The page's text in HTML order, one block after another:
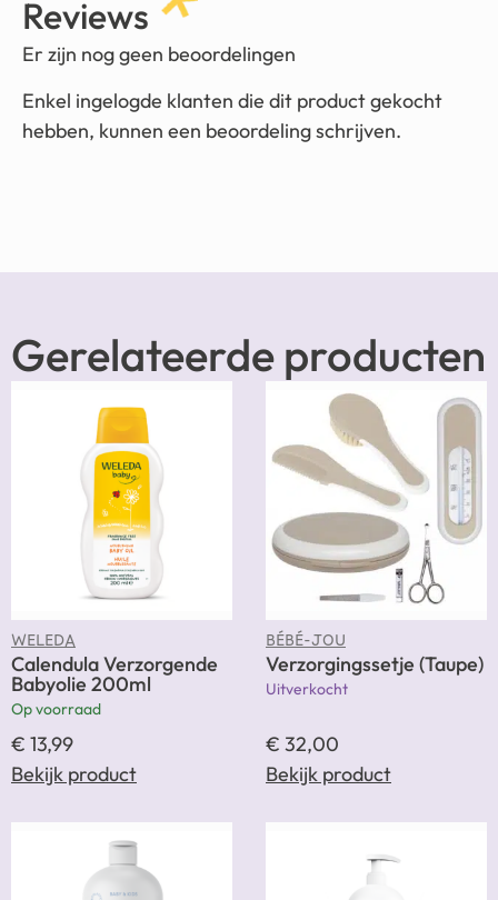
Reviews
Er zijn nog geen beoordelingen
Enkel ingelogde klanten die dit product gekocht
hebben, kunnen een beoordeling schrijven.
Gerelateerde producten
WELEDA
Calendula Verzorgende
Babyolie 200ml
Op voorraad
€ 13,99
Bekijk product
BÉBÉ-JOU
Verzorgingssetje (Taupe)
Uitverkocht
€ 32,00
Bekijk product